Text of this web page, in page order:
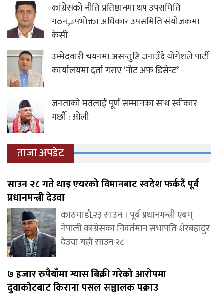
कांग्रेसको नीति प्रतिष्ठानमा थप उपसमिति
गठन,उपभोक्ता अधिकार उपसमिति संयोजकमा
केसी
उम्मेदवारी चयनमा असन्तुष्टि जनाउँदै योगेशले पार्टी
कार्यालयमा दर्ता गराए ‘नोट अफ डिसेन्ट’
जनताको मतलाई पूर्ण सम्मानका साथ स्वीकार
गर्छौं : ओली
ताजा अपडेट
साउन २८ गते थाइ एयरको विमानबाट स्वदेश फर्कदैं पूर्ब
प्रधानमन्त्री देउवा
काठमाडौं,२३ साउन । पूर्ब प्रधानमन्त्री एबम्
नेपाली कांग्रेसका निवर्तमान सभापति शेरबहादुर
देउवा यही साउन २८
७ हजार रुपैयाँमा ग्यास बिक्री गरेको आरोपमा
दुवाकोटबाट किराना पसल सञ्चालक पक्राउ